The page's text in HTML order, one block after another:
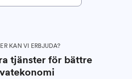
KAN VI ERBJUDA?
tjänster för bättre